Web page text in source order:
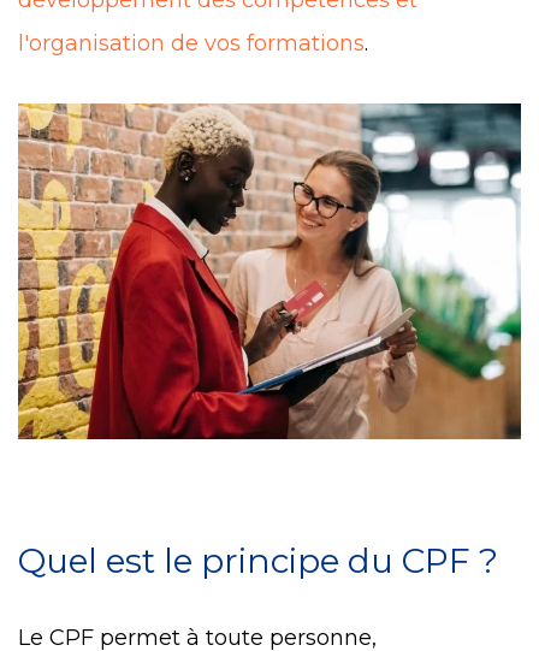
l'organisation de vos formations.
Quel est le principe du CPF ?
Le CPF permet à toute personne,